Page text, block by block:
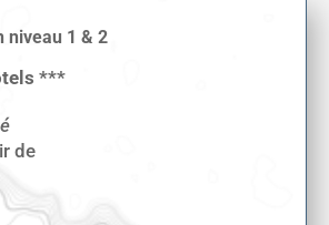
niveau 1 & 2
***
de